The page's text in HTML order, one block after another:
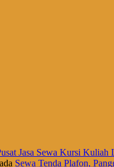
Jasa Sewa Kursi Kuliah
Sewa Tenda Plafon,